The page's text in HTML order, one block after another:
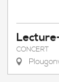
CONCERT